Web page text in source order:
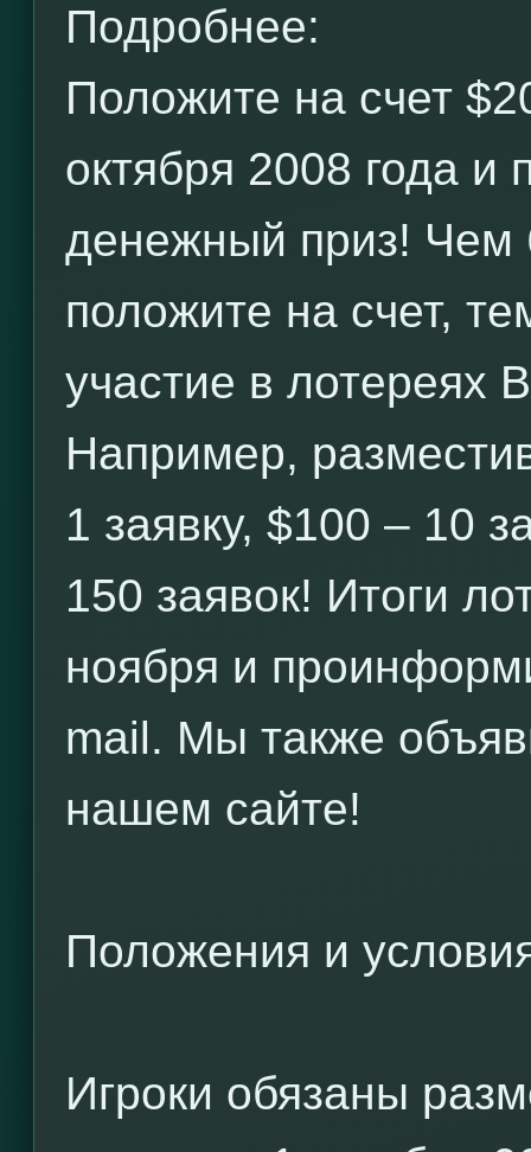
Подробнее:
Положите на счет
октября 2008 года и
денежный приз! Чем
положите на счет,
участие в лотереях
Например,
1 заявку, $100 – 10
150 заявок! Итоги
ноября и
mail. Мы также
нашем сайте!
Положения и
Игроки обязаны